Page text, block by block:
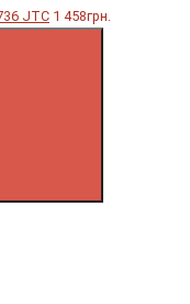
JTC 1 458грн.